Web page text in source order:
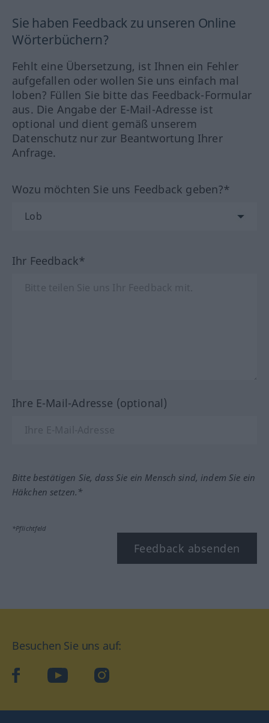
Sie haben Feedback zu unseren Online
Wörterbüchern?
Fehlt eine Übersetzung, ist Ihnen ein Fehler
aufgefallen oder wollen Sie uns einfach mal
loben? Füllen Sie bitte das Feedback-Formular
aus. Die Angabe der E-Mail-Adresse ist
optional und dient gemäß unserem
Datenschutz nur zur Beantwortung Ihrer
Anfrage.
Wozu möchten Sie uns Feedback geben?*
Ihr Feedback*
Ihre E-Mail-Adresse (optional)
Bitte bestätigen Sie, dass Sie ein Mensch sind, indem Sie ein
Häkchen setzen.*
*Pflichtfeld
Feedback absenden
Besuchen Sie uns auf:
facebookYouTube Instagram